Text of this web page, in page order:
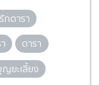
กดารา
ดารา
ยะเลี้ยง